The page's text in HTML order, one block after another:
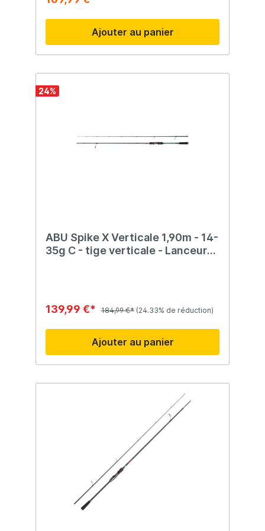
Ajouter au panier
24%
ABU Spike X Verticale 1,90m - 14-
35g C - tige verticale - Lanceur
139,99 €* 184,99 €* (24.33% de réduction)
Ajouter au panier